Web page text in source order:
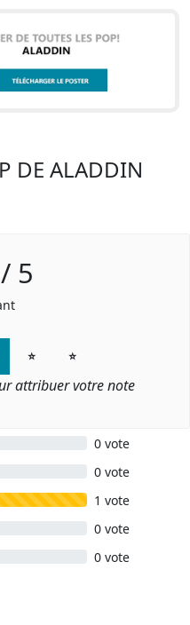
DE ALADDIN
/ 5
⭐ ⭐
attribuer votre note
0 vote
0 vote
1 vote
0 vote
0 vote